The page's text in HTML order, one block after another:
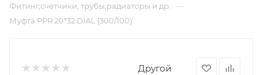
Фитинг,счетчики, трубы,радиаторы и др. —
Муфта PPR 20*32 DIAL (300/100)
Другой